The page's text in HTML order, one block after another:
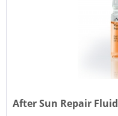
After Sun Repair Fluid